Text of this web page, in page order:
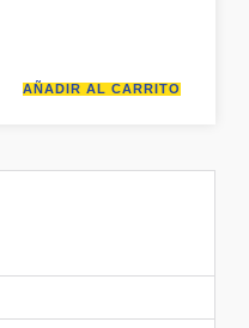
AÑADIR AL CARRITO